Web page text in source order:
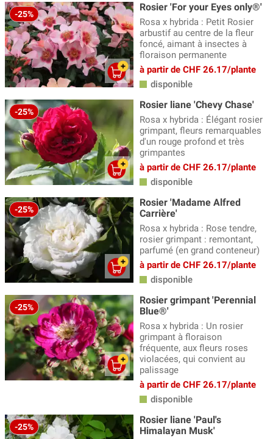
-25%
Rosier 'For your Eyes only®'
Rosa x hybrida : Petit Rosier
arbustif au centre de la fleur
foncé, aimant à insectes à
floraison permanente
à partir de CHF 26.17/plante
disponible
-25%
Rosier liane 'Chevy Chase'
Rosa x hybrida : Élégant rosier
grimpant, fleurs remarquables
d'un rouge profond et très
grimpantes
à partir de CHF 26.17/plante
disponible
-25%
Rosier 'Madame Alfred
Carrière'
Rosa x hybrida : Rose tendre,
rosier grimpant : remontant,
parfumé (en grand conteneur)
à partir de CHF 26.17/plante
disponible
-25%
Rosier grimpant 'Perennial
Blue®'
Rosa x hybrida : Un rosier
grimpant à floraison
fréquente, aux fleurs roses
violacées, qui convient au
palissage
à partir de CHF 26.17/plante
disponible
-25%
Rosier liane 'Paul's
Himalayan Musk'